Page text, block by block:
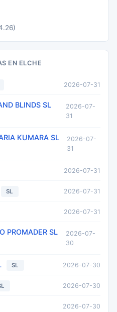
EN ELCHE
2026-07-31
BLINDS SL
2026-07-
31
KUMARA SL
2026-07-
31
2026-07-31
SL 2026-07-31
2026-07-31
PROMADER SL
2026-07-
30
SL 2026-07-30
2026-07-30
2026-07-30